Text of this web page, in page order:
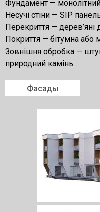
Фундамент —
Несучі стіни — SIP
Перекриття — дерев’яні
Покриття — бітумна або
Зовнішня обробка —
природний камінь
Фасады